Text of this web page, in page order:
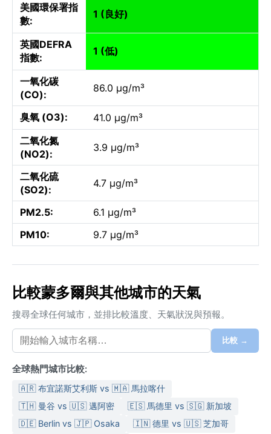
美國環保署指
數:
1 (良好)
英國DEFRA
指數:
1 (低)
一氧化碳
(CO):
86.0 µg/m³
臭氧 (O3):
41.0 µg/m³
二氧化氮
(NO2):
3.9 µg/m³
二氧化硫
(SO2):
4.7 µg/m³
PM2.5:
6.1 µg/m³
PM10:
9.7 µg/m³
比較蒙多爾與其他城市的天氣
搜尋全球任何城市，並排比較溫度、天氣狀況與預報。
比較 →
全球熱門城市比較:
🇦🇷 布宜諾斯艾利斯 vs 🇲🇦 馬拉喀什
🇹🇭 曼谷 vs 🇺🇸 邁阿密
🇪🇸 馬德里 vs 🇸🇬 新加坡
🇩🇪 Berlin vs 🇯🇵 Osaka
🇮🇳 德里 vs 🇺🇸 芝加哥